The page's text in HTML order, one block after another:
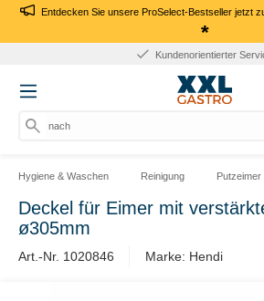
Entdecken Sie unsere ProSelect-Bestseller jetzt
*
Kundenorientierter
nach P
Hygiene & Waschen Reinigung Putzeimer
Deckel für Eimer mit
ø305mm
Art.-Nr. 1020846 Marke: Hendi